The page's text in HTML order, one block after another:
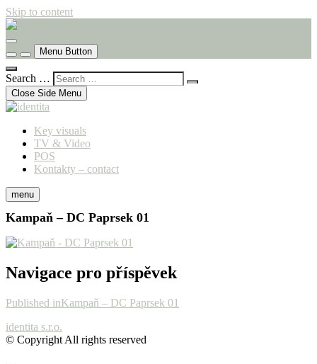
Skip to content
identita
komunikační agentura
Menu Button
Search …
Close Side Menu
Key visuals
TV & Video
POS
Kontakty – contact
menu
Kampaň – DC Paprsek 01
Navigace pro příspěvek
Published inKampaň – DC Paprsek 01
identita s.r.o.
© Copyright All rights reserved